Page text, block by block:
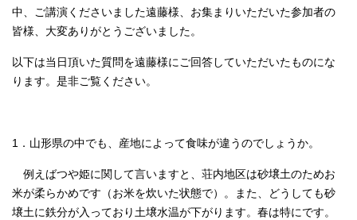
中、ご講演くださいました遠藤様、お集まりいただいた参加者の
皆様、大変ありがとうございました。
以下は当日頂いた質問を遠藤様にご回答していただいたものにな
ります。是非ご覧ください。
1．山形県の中でも、産地によって食味が違うのでしょうか。
例えばつや姫に関して言いますと、荘内地区は砂壌土のためお
米が柔らかめです（お米を炊いた状態で）。また、どうしても砂
壌土に鉄分が入っており土壌水温が下がります。春は特にです。